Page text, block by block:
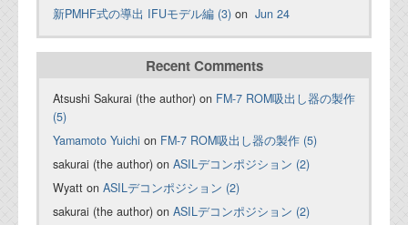
新PMHF式の導出 IFUモデル編 (3) on Jun 24
Recent Comments
Atsushi Sakurai (the author) on FM-7 ROM吸出し器の製作
(5)
Yamamoto Yuichi on FM-7 ROM吸出し器の製作 (5)
sakurai (the author) on ASILデコンポジション (2)
Wyatt on ASILデコンポジション (2)
sakurai (the author) on ASILデコンポジション (2)